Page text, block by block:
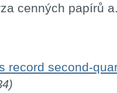
cenných papírů
record second-